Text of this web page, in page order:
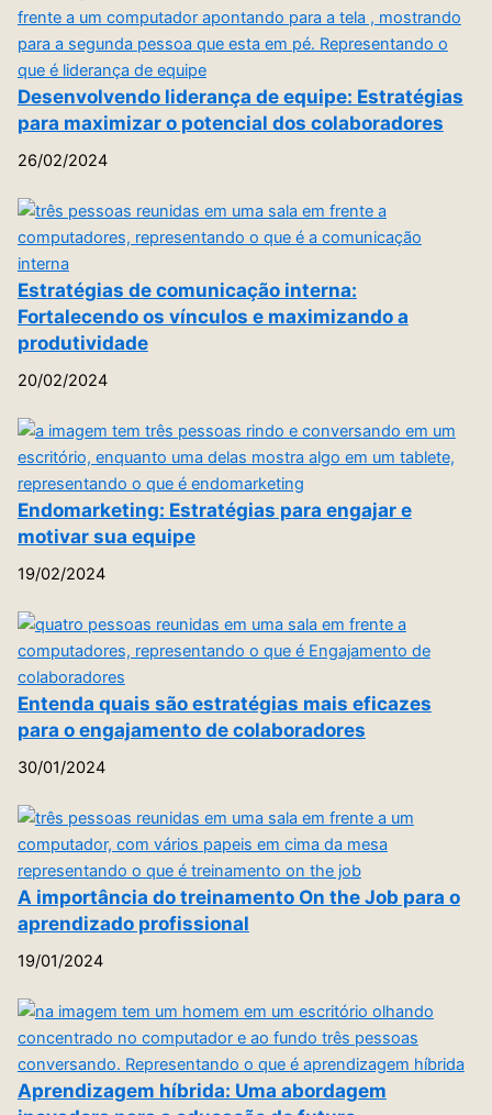
Desenvolvendo liderança de equipe: Estratégias
para maximizar o potencial dos colaboradores
26/02/2024
Estratégias de comunicação interna:
Fortalecendo os vínculos e maximizando a
produtividade
20/02/2024
Endomarketing: Estratégias para engajar e
motivar sua equipe
19/02/2024
Entenda quais são estratégias mais eficazes
para o engajamento de colaboradores
30/01/2024
A importância do treinamento On the Job para o
aprendizado profissional
19/01/2024
Aprendizagem híbrida: Uma abordagem